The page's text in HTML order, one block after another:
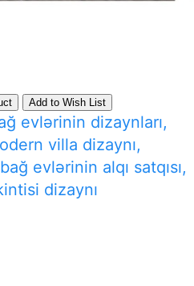
Add to Wish List
evlərinin dizaynları,
villa dizaynı,
evlərinin alqı satqısı,
dizaynı